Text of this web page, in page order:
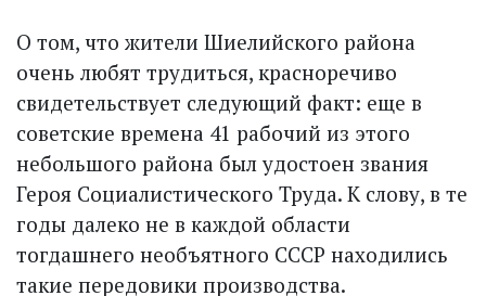
О том, что жители Шиелийского района
очень любят трудиться, красноречиво
свидетельствует следующий факт: еще в
советские времена 41 рабочий из этого
небольшого района был удостоен звания
Героя Социалистического Труда. К слову, в те
годы далеко не в каждой области
тогдашнего необъятного СССР находились
такие передовики производства.